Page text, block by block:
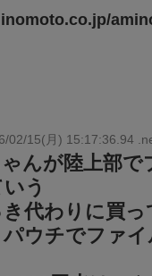
02/15(月) 15:17:36.94
んが陸上部で
う
代わりに買っ
ウチでファイ